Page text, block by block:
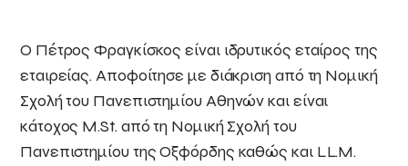
Ο Πέτρος Φραγκίσκος είναι ιδρυτικός εταίρος της
εταιρείας. Αποφοίτησε με διάκριση από τη Νομική
Σχολή του Πανεπιστημίου Αθηνών και είναι
κάτοχος M.St. από τη Νομική Σχολή του
Πανεπιστημίου της Οξφόρδης καθώς και LL.M.